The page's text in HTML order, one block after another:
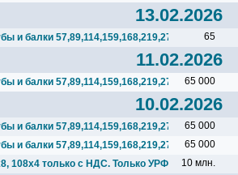
13.02.2026
и балки 65
11.02.2026
и балки 65 000
10.02.2026
и балки
65 000
и балки
65 000
108х4 только с НДС. Только УРФО. 325х8
10 млн.